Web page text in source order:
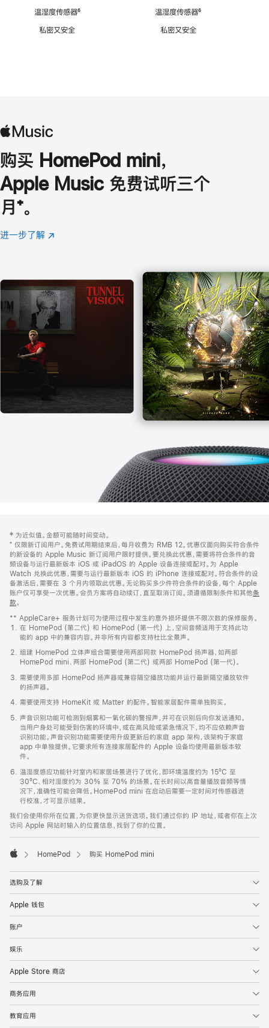
温湿度传感器脚
⁶
私密又安全
温湿度传感器脚
⁶
私密又安全
购买 HomePod mini，
Apple Music 免费试听三个
月 脚
注
⁺。
进一步了解 Apple
(在
口
中
打
开)
页
页
脚
注
‡ 为近似值。金额可能随时间变动。
⁺ 仅限新订阅用户。免费试用期结束后，每月收费为 RMB 12。优惠仅面向购买符合条件
的新设备的 Apple Music 新订阅用户限时提供。要兑换此优惠，需要将符合条件的音
频设备与运行最新版本 iOS 或 iPadOS 的 Apple 设备连接或配对。为 Apple
Watch 兑换此优惠，需要与运行最新版本 iOS 的 iPhone 连接或配对。符合条件的设
备激活后，需要在 3 个月内领取此优惠。无论购买多少件符合条件的设备，每个 Apple
账户仅可享受一次优惠。会员方案将自动续订，直至取消订阅。须遵循限制条件和其他条
款。
窗
口
中
打
开)
** AppleCare+ 服务计划可为使用过程中发生的意外损坏提供不限次数的保修服务。
在 HomePod (第二代) 和 HomePod (第一代) 上，空间音频适用于支持此功
能的 app 中的兼容内容。并非所有内容都支持杜比全景声。
组建 HomePod 立体声组合需要使用两部同款 HomePod 扬声器，如两部
HomePod mini、两部 HomePod (第二代) 或两部 HomePod (第一代)。
需要使用多部 HomePod 扬声器或兼容隔空播放功能并运行最新隔空播放软件
的扬声器。
需要使用支持 HomeKit 或 Matter 的配件。智能家居配件需单独购买。
声音识别功能可检测到烟雾和一氧化碳的警报声，并可在识别后向你发送通知。
当用户身处可能受到伤害的环境中，或在高风险或紧急情况下，均不应依赖声音
识别功能。声音识别功能需要使用升级更新后的家庭 app 架构，该架构于家庭
app 中单独提供。它要求所有连接家居配件的 Apple 设备均使用最新版本软
件。
温湿度感应功能针对室内和家居场景进行了优化，即环境温度约为 15ºC 至
30ºC、相对湿度约为 30% 至 70% 的场景。在长时间以高音量播放音频等情
况下，准确性可能会降低。HomePod mini 在启动后需要一定时间对传感器进
行校准，才可显示结果。
我们会使用你所在位置，为你更快显示送货选项。我们通过你的 IP 地址，或者你在上次
访问 Apple 网站时输入的位置信息，找到了你的位置。
HomePod 购买 HomePod mini
选购及了解
Apple 钱包
账户
娱乐
Apple Store 商店
商务应用
教育应用